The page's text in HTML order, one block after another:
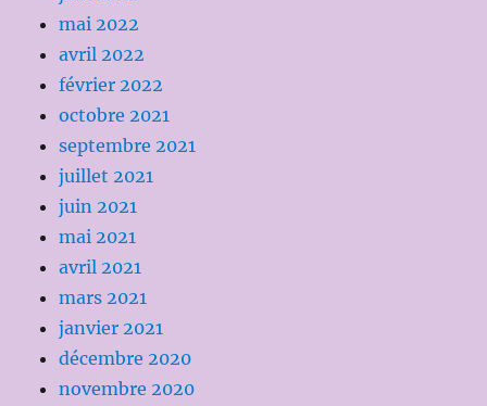
mai 2022
avril 2022
février 2022
octobre 2021
septembre 2021
juillet 2021
juin 2021
mai 2021
avril 2021
mars 2021
janvier 2021
décembre 2020
novembre 2020